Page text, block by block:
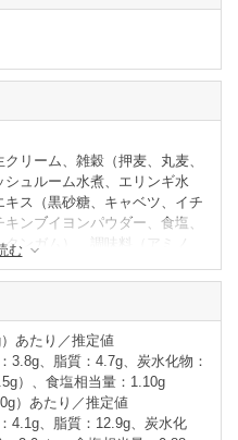
リーム、雑穀（押麦、丸麦、
ュルーム水煮、エリンギ水
ス（黒砂糖、キャベツ、イチ
ンブイヨンパウダー、食塩、
ンガム）、調味料（アミノ
を主要原料とする食品、かぼ
リーム、雑穀（押麦、丸麦、
、全粉乳、ベシャメルソース
エキス（黒砂糖、キャベツ、
キスパウダー、ナチュラルチ
ウイフルーツ・大豆・鶏肉・
む
あたり／推定値
3.8g、脂質：4.7g、炭水化物：
）、食塩相当量：1.10g
）あたり／推定値
4.1g、脂質：12.9g、炭水化